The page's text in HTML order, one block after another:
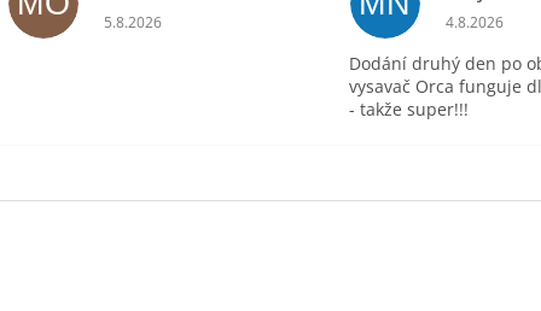
Hodnocení obchodu je 5 z 5 hvězdiček.
5.8.2026 Hodnocení
4.8.2026
Dodání druhý den po
vysavač Orca funguje
- takže super!!!